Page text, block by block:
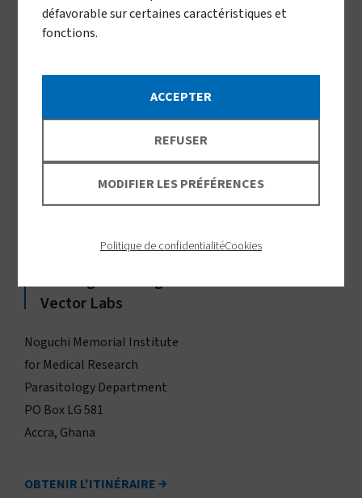
Vestergaard
Vietnam
9/253 Minh Khai Street
Code postal 114034
+84 24 36369279
Vestergaard–Noguchi
Vector Labs
Noguchi Memorial Institute
for Medical Research
Parasitology Department
PO Box LG 581
Accra, Ghana
OBTENIR L'ITINÉRAIRE
défavorable sur certaines caractéristiques et
fonctions.
ACCEPTER
REFUSER
MODIFIER LES PRÉFÉRENCES
Politique de confidentialitéCookies